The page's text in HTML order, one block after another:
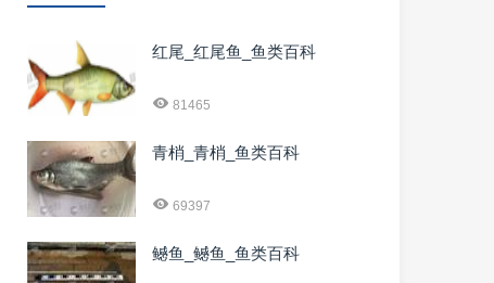
红尾_红尾鱼_鱼类百科
81465
青梢_青梢_鱼类百科
69397
鳡鱼_鳡鱼_鱼类百科